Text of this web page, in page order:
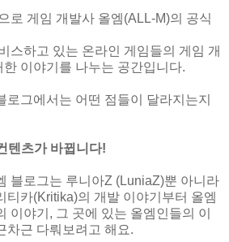
로 게임 개발사 올엠(ALL-M)의 공식
스하고 있는 온라인 게임들의 게임 개
한 이야기를 나누는 공간입니다.
로그에서는 어떤 점들이 달라지는지
텐츠가 바뀝니다!
블로그는 루니아Z (LuniaZ)뿐 아니라
티카(Kritika)의 개발 이야기부터 올엠
이야기 , 그 곳에 있는 올엠인들의 이
차근 다뤄보려고 해요.